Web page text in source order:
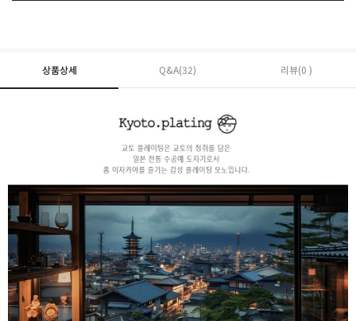
상품상세 Q&A(32) 리뷰(0 )